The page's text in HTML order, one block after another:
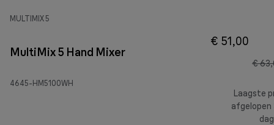
MULTIMIX 5
MultiMix 5 Hand Mixer
4645-HM5100WH
€ 51,00
€
Laagste
afgelopen